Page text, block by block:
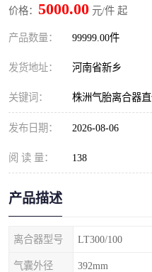
价格： 5000.00 元/件 起
产品数量： 99999.00件
发货地址： 河南省新乡
关键词： 株洲气胎离合器
发布日期： 2026-08-06
阅 读 量： 138
产品描述
离合器型号 LT300/100
气囊外径 392mm